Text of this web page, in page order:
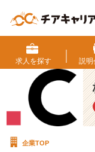
求人を探す 説明
企業TOP